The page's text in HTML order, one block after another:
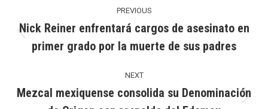
PREVIOUS
Previous
post:
Nick Reiner enfrentará cargos de asesinato en
primer grado por la muerte de sus padres
NEXT
Mezcal mexiquense consolida su Denominación